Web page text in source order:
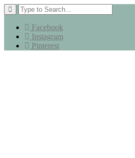
Facebook
Instagram
Pinterest